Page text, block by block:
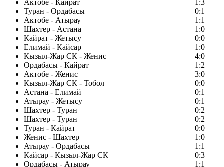
Актобе - Кайрат
1:3
Туран - Ордабасы
0:1
Актобе - Атырау
1:1
Шахтер - Астана
1:0
Кайрат - Жетысу
0:0
Елимай - Кайсар
1:0
Кызыл-Жар СК - Женис
4:0
Ордабасы - Кайрат
1:2
Актобе - Женис
3:0
Кызыл-Жар СК - Тобол
0:0
Астана - Елимай
0:1
Атырау - Жетысу
0:1
Шахтер - Туран
0:2
Шахтер - Туран
0:2
Туран - Кайрат
0:0
Женис - Шахтер
1:0
Атырау - Ордабасы
1:1
Кайсар - Кызыл-Жар СК
0:3
Ордабасы - Атырау
1:1